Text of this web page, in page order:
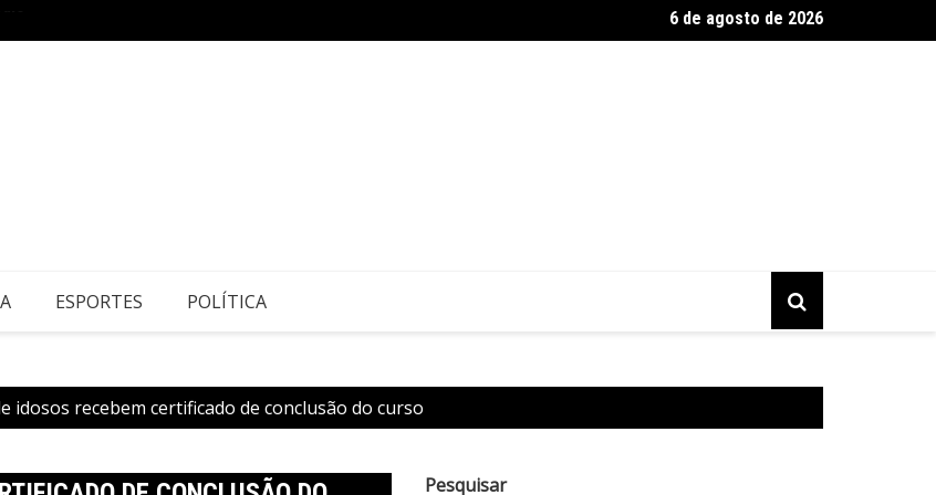
Risco de cancelamento do Festival de Brasília de Cinema Brasileiro
6 de agosto de 2026
ESPORTES POLÍTICA
idosos recebem certificado de conclusão do curso
Pesquisar